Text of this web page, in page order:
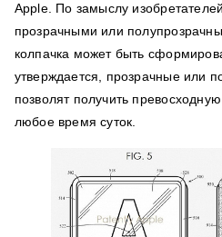
Apple. По замыслу
прозрачными или
колпачка может быть
утверждается, прозрачные или
позволят получить
любое время суток.